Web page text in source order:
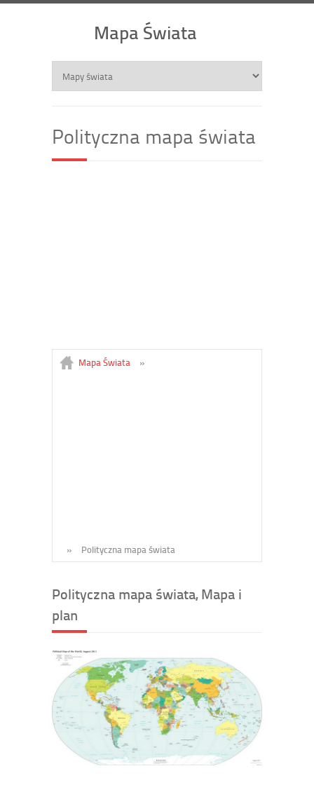
Mapa Świata
Polityczna mapa świata
Mapa Świata »
» Polityczna mapa świata
Polityczna mapa świata, Mapa i
plan